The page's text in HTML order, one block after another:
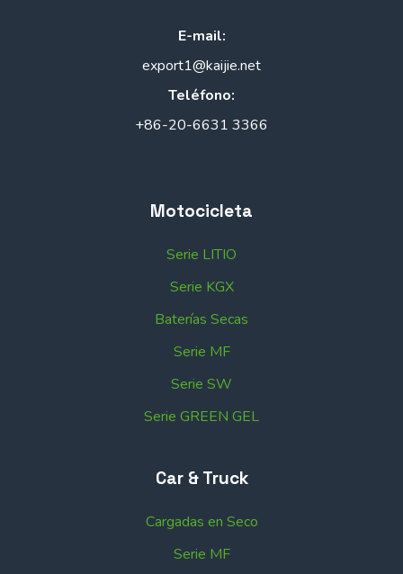
E-mail:
export1@kaijie.net
Teléfono:
+86-20-6631 3366
Motocicleta
Serie LITIO
Serie KGX
Baterías Secas
Serie MF
Serie SW
Serie GREEN GEL
Car & Truck
Cargadas en Seco
Serie MF